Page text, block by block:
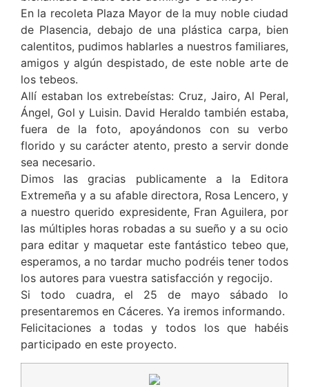
En la recoleta Plaza Mayor de la muy noble ciudad
de Plasencia, debajo de una plástica carpa, bien
calentitos, pudimos hablarles a nuestros familiares,
amigos y algún despistado, de este noble arte de
los tebeos.
Allí estaban los extrebeístas: Cruz, Jairo, Al Peral,
Ángel, Gol y Luisin. David Heraldo también estaba,
fuera de la foto, apoyándonos con su verbo
florido y su carácter atento, presto a servir donde
sea necesario.
Dimos las gracias publicamente a la Editora
Extremeña y a su afable directora, Rosa Lencero, y
a nuestro querido expresidente, Fran Aguilera, por
las múltiples horas robadas a su sueño y a su ocio
para editar y maquetar este fantástico tebeo que,
esperamos, a no tardar mucho podréis tener todos
los autores para vuestra satisfacción y regocijo.
Si todo cuadra, el 25 de mayo sábado lo
presentaremos en Cáceres. Ya iremos informando.
Felicitaciones a todas y todos los que habéis
participado en este proyecto.